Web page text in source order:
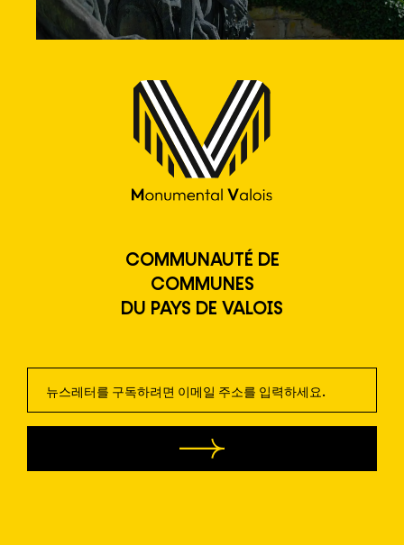
COMMUNAUTÉ DE
COMMUNES
DU PAYS DE VALOIS
신